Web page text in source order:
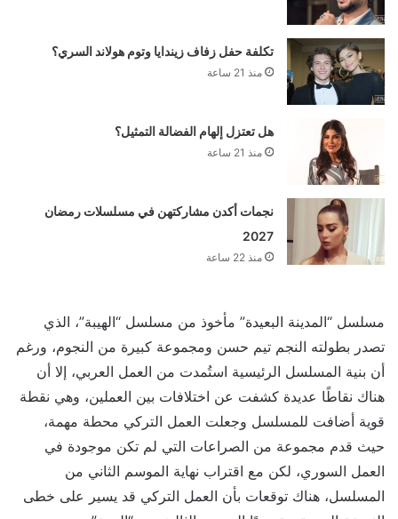
تكلفة حفل زفاف زيندايا وتوم هولاند السري؟
منذ 21 ساعة
هل تعتزل إلهام الفضالة التمثيل؟
منذ 21 ساعة
نجمات أكدن مشاركتهن في مسلسلات رمضان
2027
منذ 22 ساعة
مسلسل “المدينة البعيدة” مأخوذ من مسلسل “الهيبة”، الذي
تصدر بطولته النجم تيم حسن ومجموعة كبيرة من النجوم، ورغم
أن بنية المسلسل الرئيسية استُمدت من العمل العربي، إلا أن
هناك نقاطًا عديدة كشفت عن اختلافات بين العملين، وهي نقطة
قوية أضافت للمسلسل وجعلت العمل التركي محطة مهمة،
حيث قدم مجموعة من الصراعات التي لم تكن موجودة في
العمل السوري، لكن مع اقتراب نهاية الموسم الثاني من
المسلسل، هناك توقعات بأن العمل التركي قد يسير على خطى